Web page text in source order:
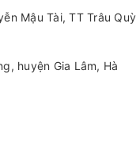
Mậu Tài, TT Trâu Quỳ
huyện Gia Lâm, Hà